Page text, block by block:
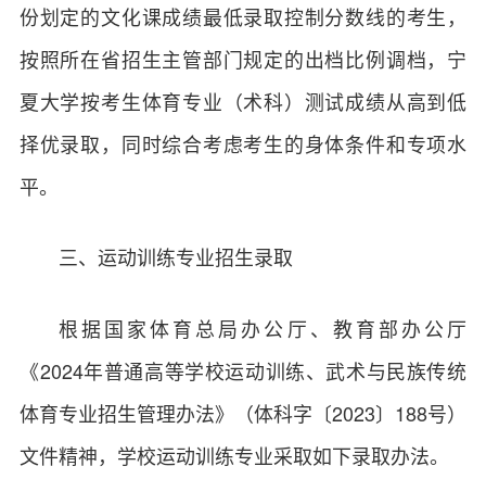
份划定的文化课成绩最低录取控制分数线的考生，
按照所在省招生主管部门规定的出档比例调档，宁
夏大学按考生体育专业（术科）测试成绩从高到低
择优录取，同时综合考虑考生的身体条件和专项水
平。
三、运动训练专业招生录取
根据国家体育总局办公厅、教育部办公厅
《2024年普通高等学校运动训练、武术与民族传统
体育专业招生管理办法》（体科字〔2023〕188号）
文件精神，学校运动训练专业采取如下录取办法。